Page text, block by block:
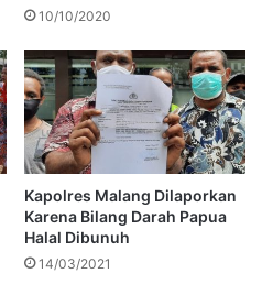
10/10/2020
Kapolres Malang Dilaporkan
Karena Bilang Darah Papua
Halal Dibunuh
14/03/2021